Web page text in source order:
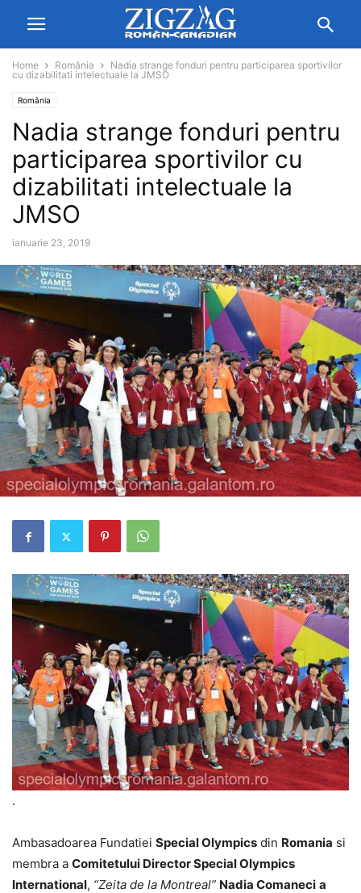
Home România
Nadia strange fonduri pentru participarea sportivilor
cu dizabilitati intelectuale la JMSO
România
Nadia strange fonduri pentru
participarea sportivilor cu
dizabilitati intelectuale la
JMSO
ianuarie 23, 2019
.
Ambasadoarea Fundatiei Special Olympics din Romania si
membra a Comitetului Director Special Olympics
International, “Zeita de la Montreal” Nadia Comaneci a